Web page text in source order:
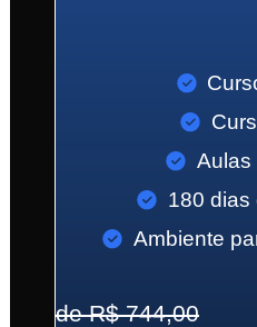
Aulas
180 dias
Ambiente
de R$ 744,00